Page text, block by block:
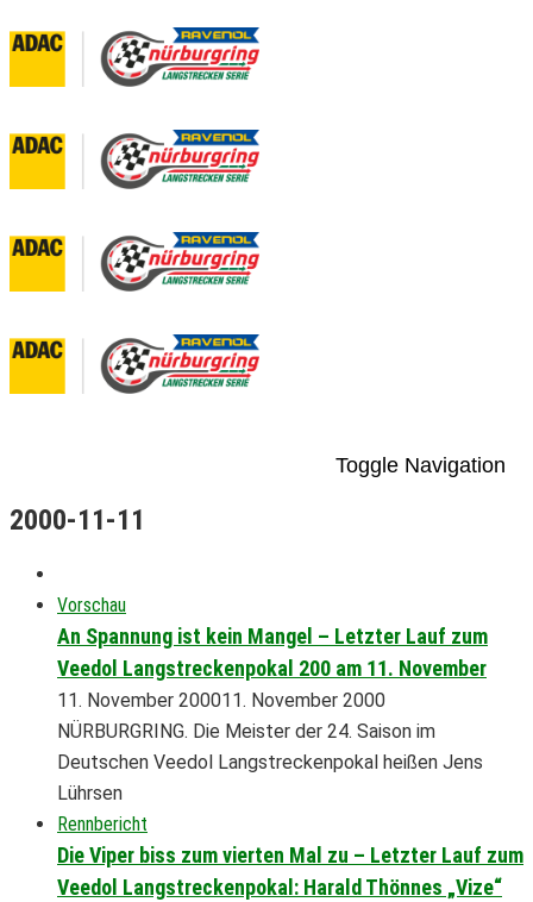
Toggle Navigation
2000-11-11
Vorschau
An Spannung ist kein Mangel – Letzter Lauf zum
Veedol Langstreckenpokal 200 am 11. November
11. November 200011. November 2000
NÜRBURGRING. Die Meister der 24. Saison im
Deutschen Veedol Langstreckenpokal heißen Jens
Lührsen
Rennbericht
Die Viper biss zum vierten Mal zu – Letzter Lauf zum
Veedol Langstreckenpokal: Harald Thönnes „Vize“